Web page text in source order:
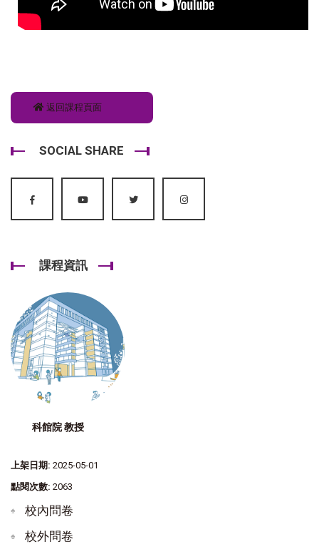
返回課程頁面
SOCIAL SHARE
課程資訊
科館院 教授
上架日期: 2025-05-01
點閱次數: 2063
校內問卷
校外問卷